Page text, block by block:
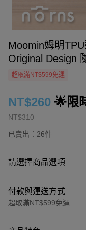
Moomin姆明
Original Design
超取滿NT$599免運
NT$310
NT$260 🌟限
已賣出：26件
請選擇商品選項
付款與運送方式
超取滿NT$599免運